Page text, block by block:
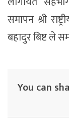
समापन श्री
बहादुर बिष्ट ले
You can